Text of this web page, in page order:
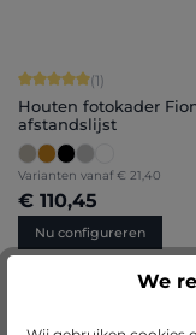
Gemiddelde score van 5
(1)
Houten fotokader
afstandslijst
Varianten vanaf € 21,40
€ 110,45
Nu configureren
We